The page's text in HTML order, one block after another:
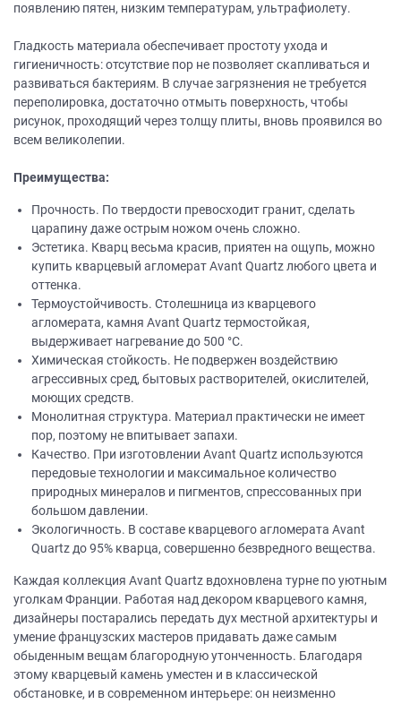
появлению пятен, низким температурам, ультрафиолету.
Гладкость материала обеспечивает простоту ухода и
гигиеничность: отсутствие пор не позволяет скапливаться и
развиваться бактериям. В случае загрязнения не требуется
переполировка, достаточно отмыть поверхность, чтобы
рисунок, проходящий через толщу плиты, вновь проявился во
всем великолепии.
Преимущества:
Прочность. По твердости превосходит гранит, сделать
царапину даже острым ножом очень сложно.
Эстетика. Кварц весьма красив, приятен на ощупь, можно
купить кварцевый агломерат Avant Quartz любого цвета и
оттенка.
Термоустойчивость. Столешница из кварцевого
агломерата, камня Avant Quartz термостойкая,
выдерживает нагревание до 500 °C.
Химическая стойкость. Не подвержен воздействию
агрессивных сред, бытовых растворителей, окислителей,
моющих средств.
Монолитная структура. Материал практически не имеет
пор, поэтому не впитывает запахи.
Качество. При изготовлении Avant Quartz используются
передовые технологии и максимальное количество
природных минералов и пигментов, спрессованных при
большом давлении.
Экологичность. В составе кварцевого агломерата Avant
Quartz до 95% кварца, совершенно безвредного вещества.
Каждая коллекция Avant Quartz вдохновлена турне по уютным
уголкам Франции. Работая над декором кварцевого камня,
дизайнеры постарались передать дух местной архитектуры и
умение французских мастеров придавать даже самым
обыденным вещам благородную утонченность. Благодаря
этому кварцевый камень уместен и в классической
обстановке, и в современном интерьере: он неизменно